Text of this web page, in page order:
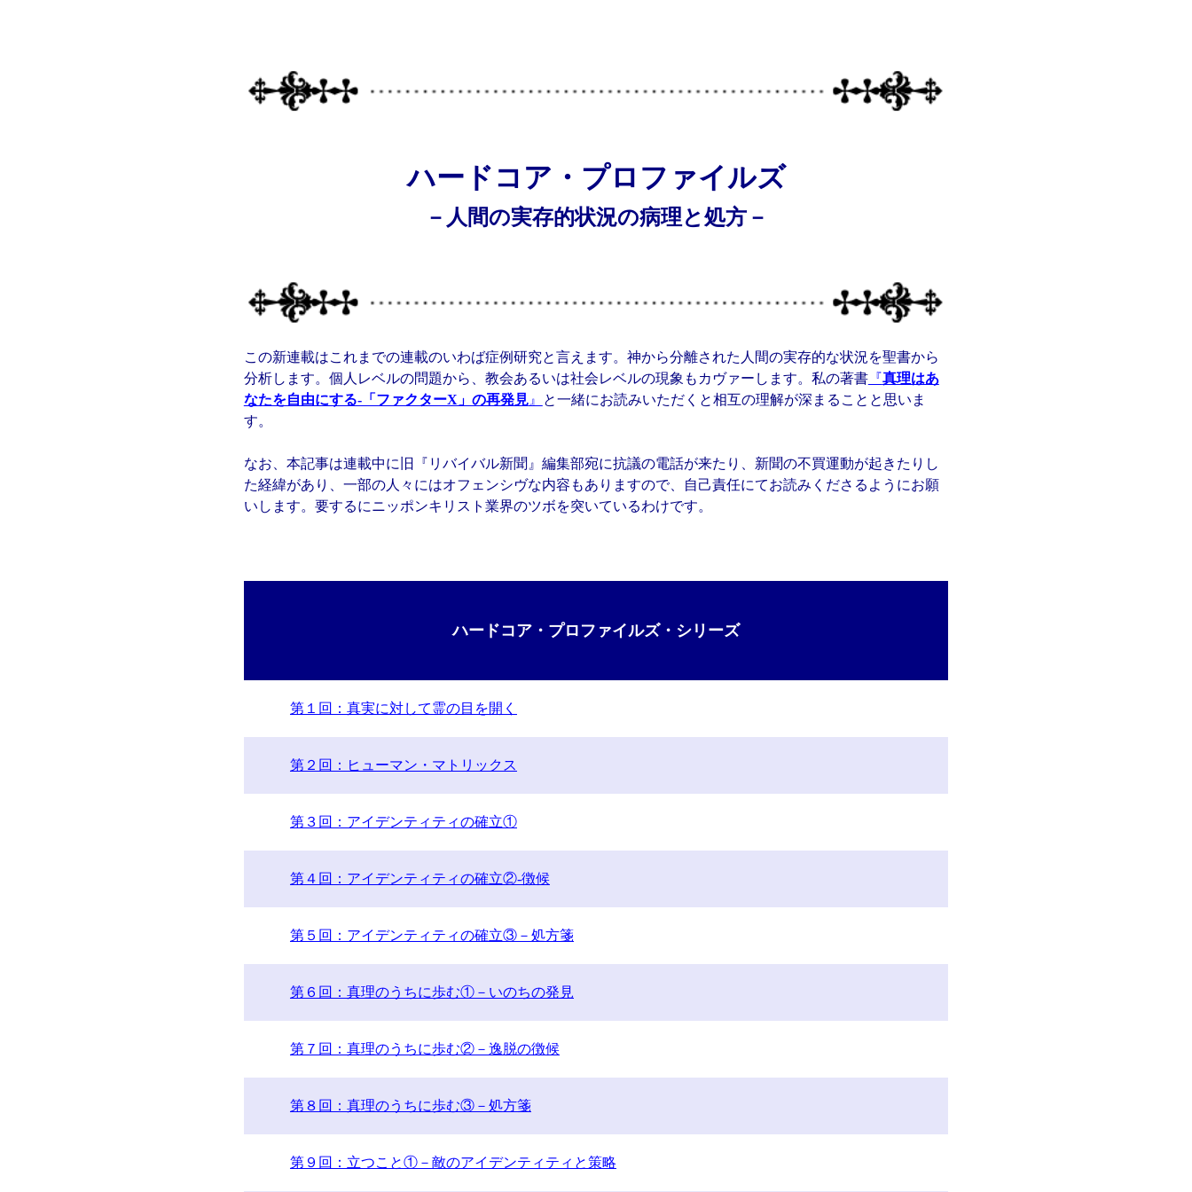
ハードコア・プロファイルズ
－人間の実存的状況の病理と処方－
この新連載はこれまでの連載のいわば症例研究と言えます。神から分離された人間の実存的な状況を聖書から
分析します。個人レベルの問題から、教会あるいは社会レベルの現象もカヴァーします。私の著書『真理はあ
なたを自由にする-「ファクターX」の再発見』
と一緒にお読みいただくと相互の理解が深まることと思いま
す。
なお、本記事は連載中に旧『リバイバル新聞』編集部宛に抗議の電話が来たり、新聞の不買運動が起きたりし
た経緯があり、一部の人々にはオフェンシヴな内容もありますので、自己責任にてお読みくださるようにお願
いします。要するにニッポンキリスト業界のツボを突いているわけです。
ハードコア・プロファイルズ・シリーズ
第１回：真実に対して霊の目を開く
第２回：ヒューマン・マトリックス
第３回：アイデンティティの確立①
第４回：アイデンティティの確立②-徴候
第５回：アイデンティティの確立③－処方箋
第６回：真理のうちに歩む①－いのちの発見
第７回：真理のうちに歩む②－逸脱の徴候
第８回：真理のうちに歩む③－処方箋
第９回：立つこと①－ 敵のアイデンティティと策略